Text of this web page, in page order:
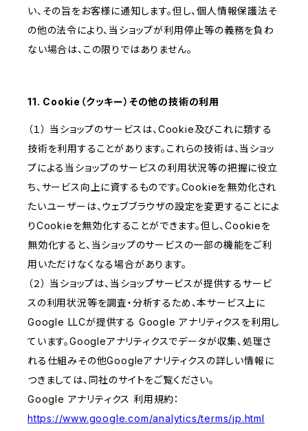
い、その旨をお客様に通知します。但し、個人情報保護法そ
の他の法令により、当ショップが利用停止等の義務を負わ
ない場合は、この限りではありません。
11. Cookie（クッキー）その他の技術の利用
（１） 当ショップのサービスは、Cookie及びこれに類する
技術を利用することがあります。これらの技術は、当ショッ
プによる当ショップのサービスの利用状況等の把握に役立
ち、サービス向上に資するものです。Cookieを無効化され
たいユーザーは、ウェブブラウザの設定を変更することによ
りCookieを無効化することができます。但し、Cookieを
無効化すると、当ショップのサービスの一部の機能をご利
用いただけなくなる場合があります。
（２） 当ショップは、当ショップサービスが提供するサービ
スの利用状況等を調査・分析するため、本サービス上に
Google LLCが提供する Google アナリティクスを利用し
ています。Googleアナリティクスでデータが収集、処理さ
れる仕組みその他Googleアナリティクスの詳しい情報に
つきましては、同社のサイトをご覧ください。
Google アナリティクス 利用規約：
https://www.google.com/analytics/terms/jp.html